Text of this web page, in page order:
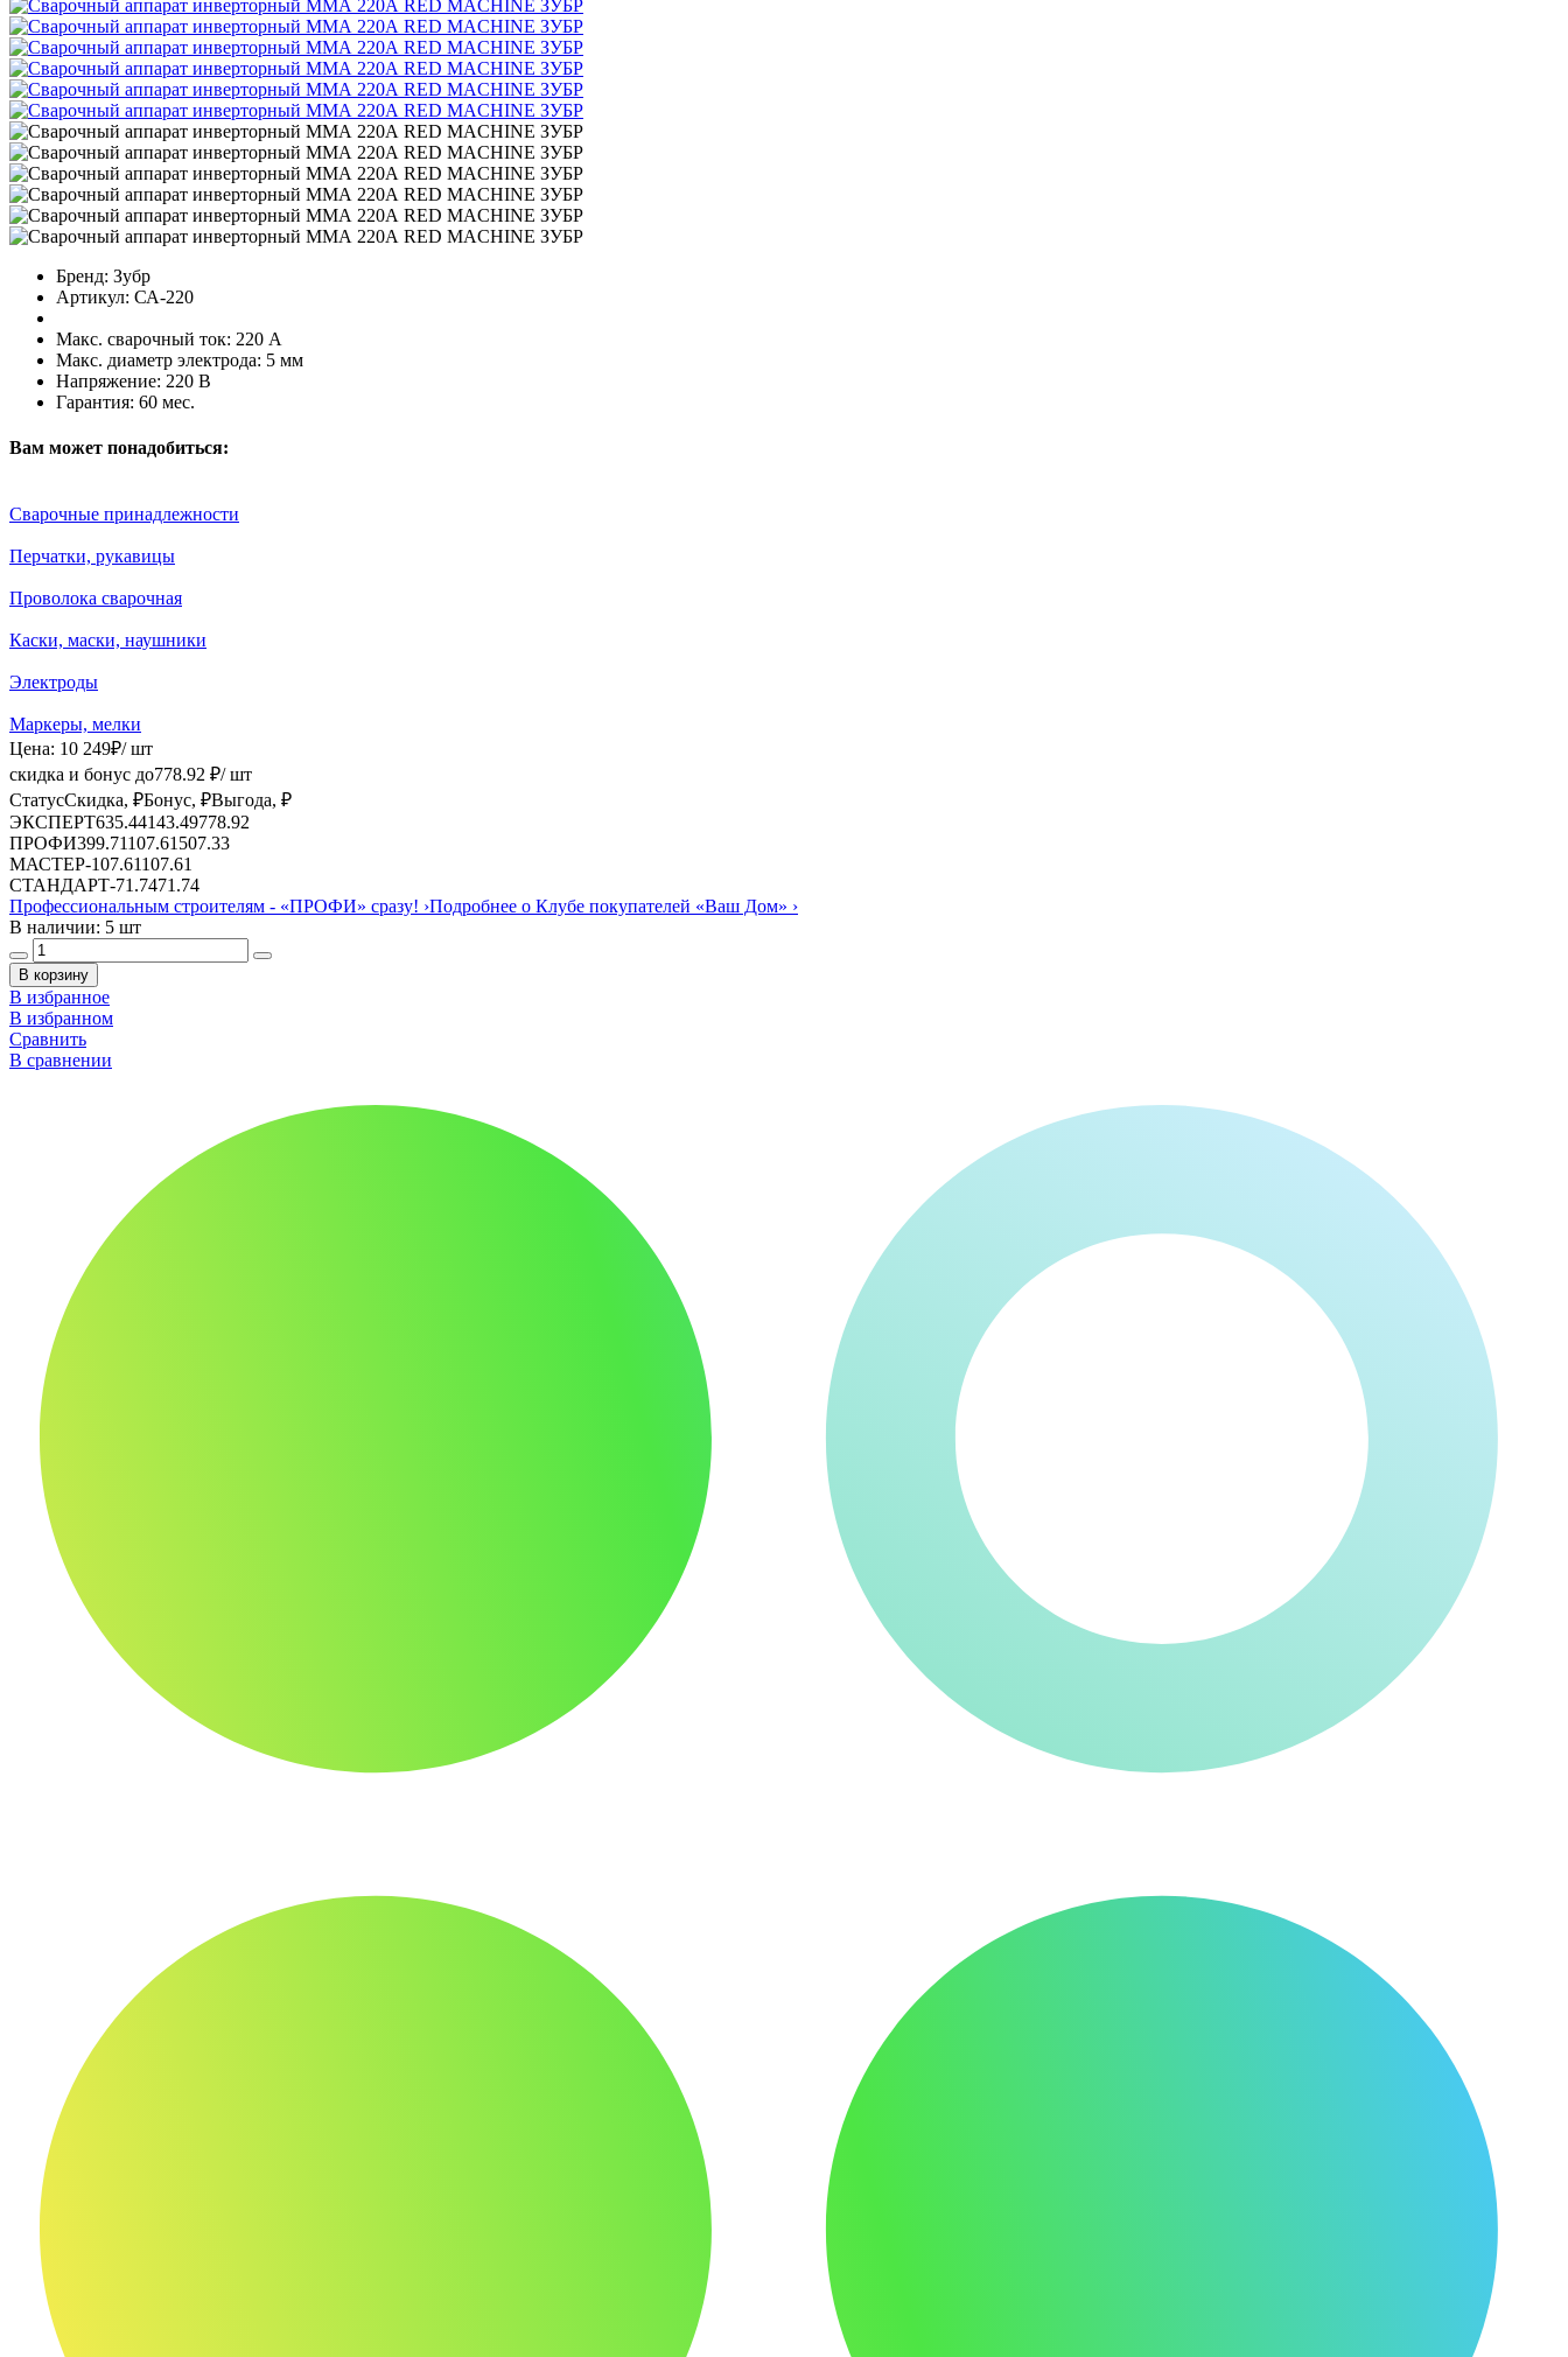
Бренд: Зубр
Артикул: СА-220
Макс. сварочный ток: 220 А
Макс. диаметр электрода: 5 мм
Напряжение: 220 В
Гарантия: 60 мес.
Вам может понадобиться:
Сварочные принадлежности
Перчатки, рукавицы
Проволока сварочная
Каски, маски, наушники
Электроды
Маркеры, мелки
Цена: 10 249₽/ шт
скидка и бонус до778.92 ₽/ шт
СтатусСкидка, ₽Бонус, ₽Выгода, ₽
ЭКСПЕРТ635.44143.49778.92
ПРОФИ399.71107.61 507.33
МАСТЕР-107.61107.61
СТАНДАРТ-71.7471.74
Профессиональным строителям - «ПРОФИ» сразу! ›Подробнее о Клубе покупателей «Ваш Дом» ›
В наличии: 5 шт
В корзину
В избранное
В избранном
Сравнить
В сравнении